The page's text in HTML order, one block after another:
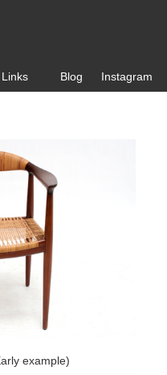
Links Blog Instagram
example)